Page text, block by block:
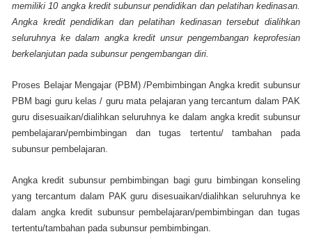
memiliki 10 angka kredit subunsur pendidikan dan pelatihan kedinasan.
Angka kredit pendidikan dan pelatihan kedinasan tersebut dialihkan
seluruhnya ke dalam angka kredit unsur pengembangan keprofesian
berkelanjutan pada subunsur pengembangan diri.
Proses Belajar Mengajar (PBM) /Pembimbingan Angka kredit subunsur
PBM bagi guru kelas / guru mata pelajaran yang tercantum dalam PAK
guru disesuaikan/dialihkan seluruhnya ke dalam angka kredit subunsur
pembelajaran/pembimbingan dan tugas tertentu/ tambahan pada
subunsur pembelajaran.
Angka kredit subunsur pembimbingan bagi guru bimbingan konseling
yang tercantum dalam PAK guru disesuaikan/dialihkan seluruhnya ke
dalam angka kredit subunsur pembelajaran/pembimbingan dan tugas
tertentu/tambahan pada subunsur pembimbingan.